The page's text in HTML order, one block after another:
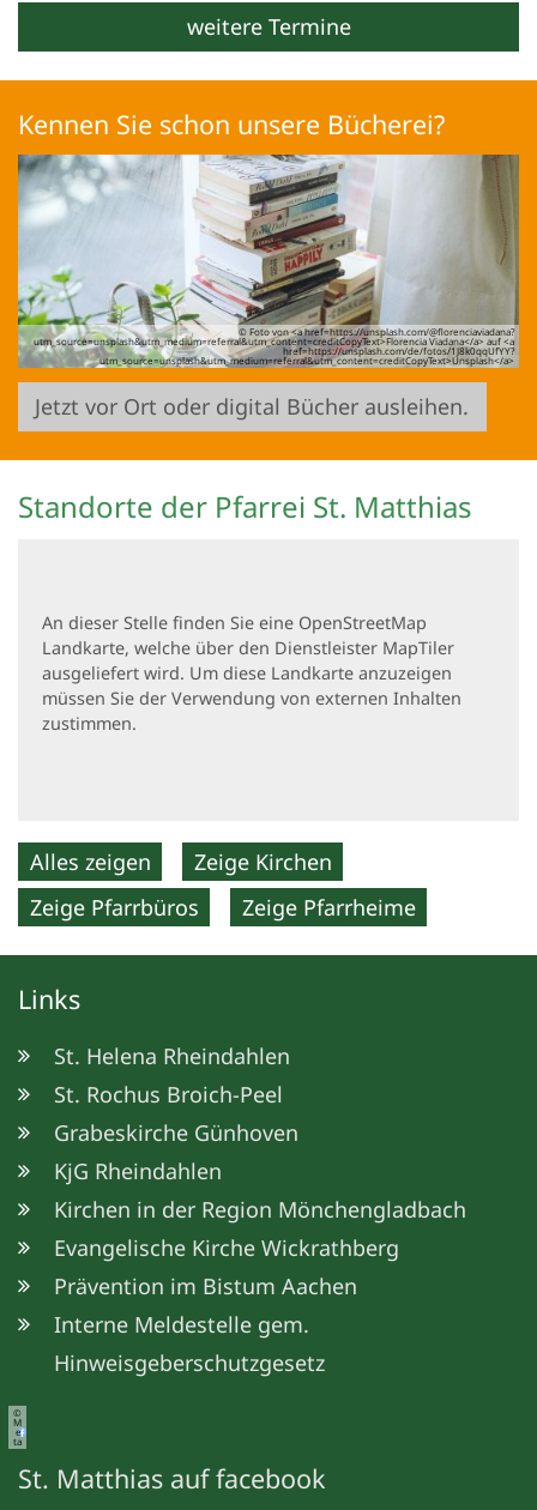
weitere Termine
Kennen Sie schon unsere Bücherei?
© Foto von <a href=https://unsplash.com/@florenciaviadana?
utm_source=unsplash&utm_medium=referral&utm_content=creditCopyText>Florencia Viadana</a> auf <a
href=https://unsplash.com/de/fotos/1J8k0qqUfYY?
utm_source=unsplash&utm_medium=referral&utm_content=creditCopyText>Unsplash</a>
Jetzt vor Ort oder digital Bücher ausleihen.
Standorte der Pfarrei St. Matthias
An dieser Stelle finden Sie eine OpenStreetMap
Landkarte, welche über den Dienstleister MapTiler
ausgeliefert wird. Um diese Landkarte anzuzeigen
müssen Sie der Verwendung von externen Inhalten
zustimmen.
Alles zeigen
Zeige Kirchen
Zeige Pfarrbüros
Zeige Pfarrheime
Links
St. Helena Rheindahlen
St. Rochus Broich-Peel
Grabeskirche Günhoven
KjG Rheindahlen
Kirchen in der Region Mönchengladbach
Evangelische Kirche Wickrathberg
Prävention im Bistum Aachen
Interne Meldestelle gem.
Hinweisgeberschutzgesetz
©
M
e
ta
St. Matthias auf facebook